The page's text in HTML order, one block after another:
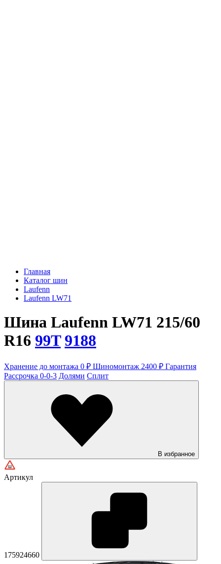
Главная
Каталог шин
Laufenn
Laufenn LW71
Шина Laufenn LW71 215/60
R16 99T 9188
Хранение до монтажа 0 ₽ Шиномонтаж 2400 ₽ Гарантия
Рассрочка 0-0-3 Долями Сплит
В избранное
Артикул
175924660